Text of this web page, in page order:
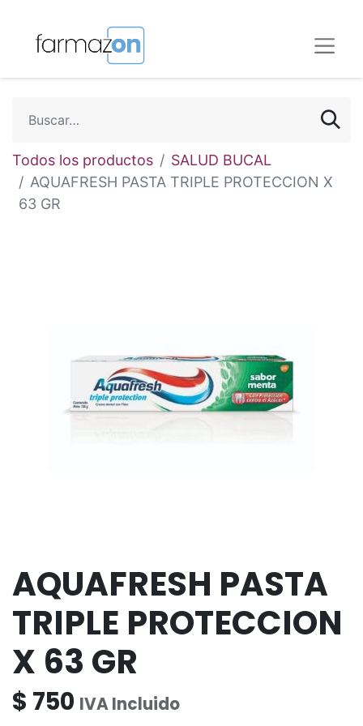
Todos los productos
SALUD BUCAL
AQUAFRESH PASTA TRIPLE PROTECCION X
63 GR
AQUAFRESH PASTA
TRIPLE PROTECCION
X 63 GR
$ 750 IVA Incluido